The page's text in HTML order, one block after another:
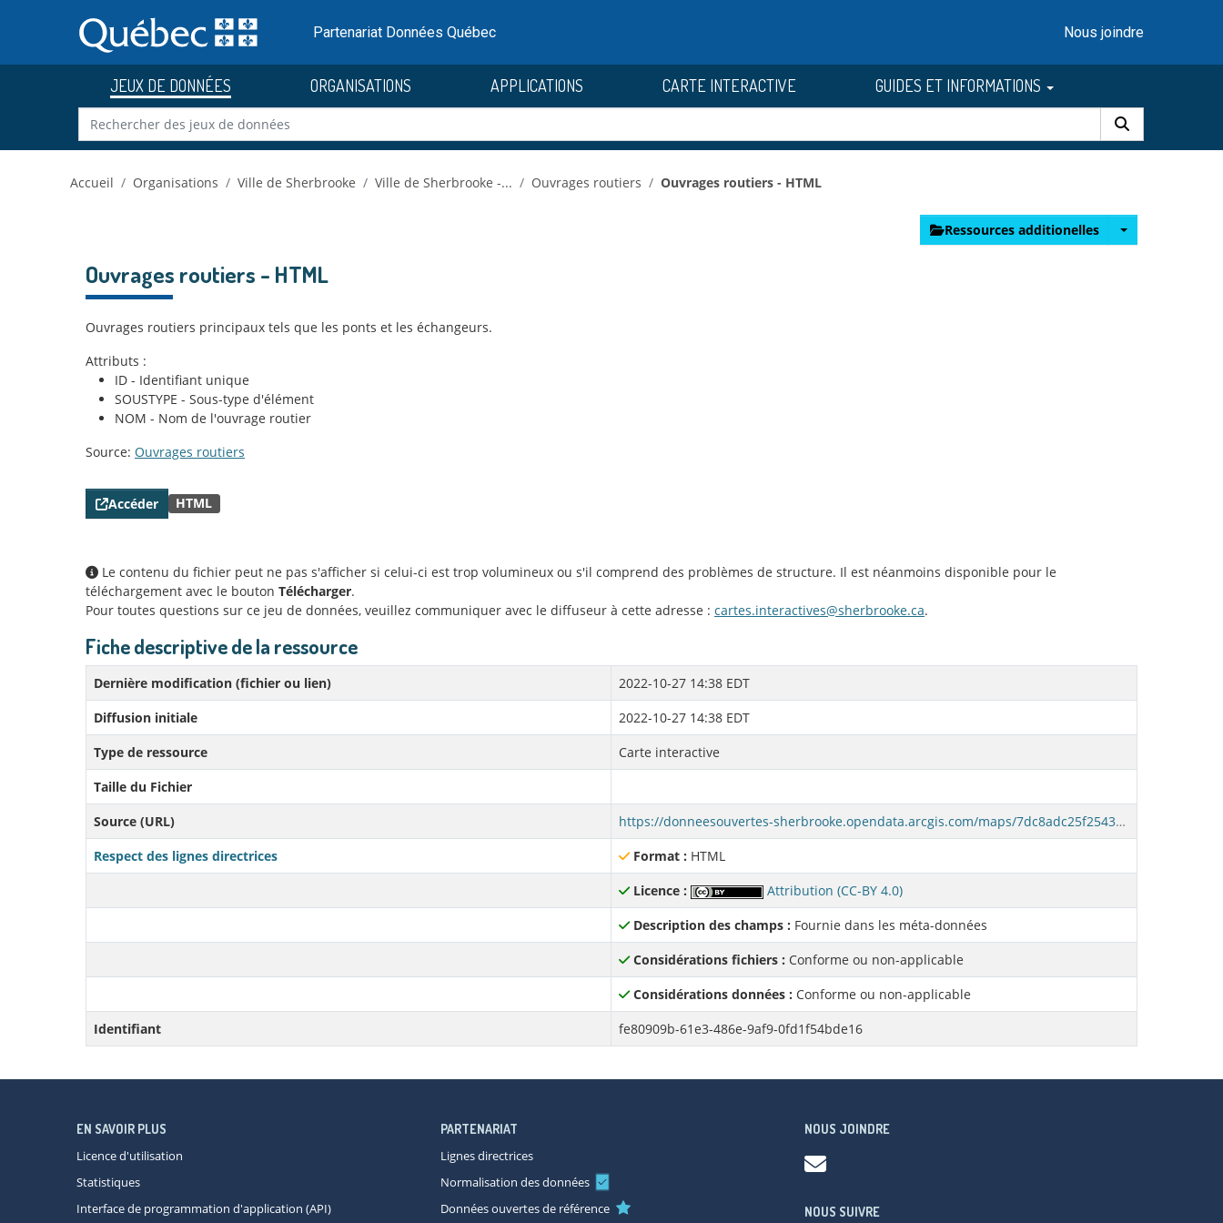
au
contenu
Partenariat Données Québec Nous joindre
JEUX DE DONNÉES ORGANISATIONS APPLICATIONS CARTE INTERACTIVE GUIDES ET INFORMATIONS
Accueil Organisations Ville de Sherbrooke Ville de Sherbrooke -... Ouvrages routiers Ouvrages routiers - HTML
Ressources additionelles
Ouvrages routiers - HTML
Ouvrages routiers principaux tels que les ponts et les échangeurs.
Attributs :
ID - Identifiant unique
SOUSTYPE - Sous-type d'élément
NOM - Nom de l'ouvrage routier
Source: Ouvrages routiers
Accéder HTML
Le contenu du fichier peut ne pas s'afficher si celui-ci est trop volumineux ou s'il comprend des problèmes de structure. Il est néanmoins disponible pour le
téléchargement avec le bouton Télécharger.
Pour toutes questions sur ce jeu de données, veuillez communiquer avec le diffuseur à cette adresse : cartes.interactives@sherbrooke.ca.
Fiche descriptive de la ressource
Dernière modification (fichier ou lien)
2022-10-27 14:38 EDT
Diffusion initiale
2022-10-27 14:38 EDT
Type de ressource
Carte interactive
Taille du Fichier
Source (URL)
https://donneesouvertes-sherbrooke.opendata.arcgis.com/maps/7dc8adc25f25438a86efe6ee4e68731b_0
Respect des lignes directrices
Format : HTML
Licence :
Attribution (CC-BY 4.0)
Description des champs : Fournie dans les méta-données
Considérations fichiers : Conforme ou non-applicable
Considérations données : Conforme ou non-applicable
Identifiant
fe80909b-61e3-486e-9af9-0fd1f54bde16
EN SAVOIR PLUS
Licence d'utilisation
Statistiques
Interface de programmation d'application (API)
PARTENARIAT
Lignes directrices
Normalisation des données
Données ouvertes de référence
NOUS JOINDRE
NOUS SUIVRE